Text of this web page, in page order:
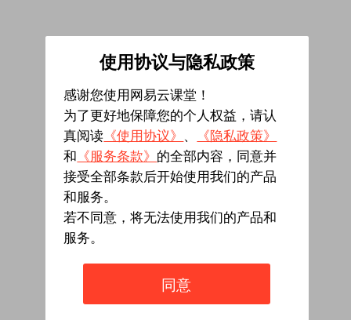
使用协议与隐私政策
感谢您使用网易云课堂！
为了更好地保障您的个人权益，请认
真阅读 《使用协议》 、
《隐私政策》
和 《服务条款》 的全部内容，同意并
接受全部条款后开始使用我们的产品
和服务。
若不同意，将无法使用我们的产品和
服务。
同意